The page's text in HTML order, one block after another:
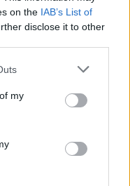
on the IAB’s List of
disclose it to other
my
MQ-4C Triton
εντολές από
σε δοκιμή:
επιχειρήσεων